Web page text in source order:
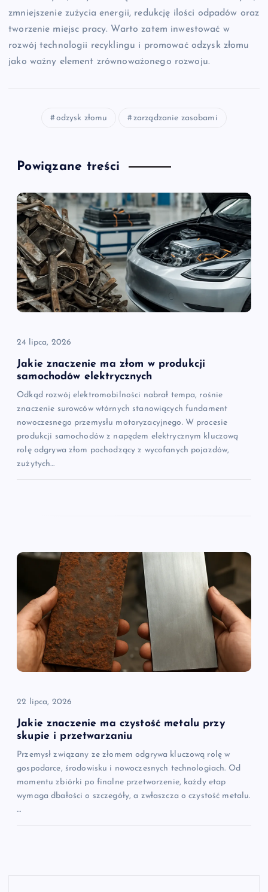
zmniejszenie zużycia energii, redukcję ilości odpadów oraz
tworzenie miejsc pracy. Warto zatem inwestować w
rozwój technologii recyklingu i promować odzysk złomu
jako ważny element zrównoważonego rozwoju.
odzysk złomu zarządzanie zasobami
Powiązane treści
24 lipca, 2026
Jakie znaczenie ma złom w produkcji
samochodów elektrycznych
Odkąd rozwój elektromobilności nabrał tempa, rośnie
znaczenie surowców wtórnych stanowiących fundament
nowoczesnego przemysłu motoryzacyjnego. W procesie
produkcji samochodów z napędem elektrycznym kluczową
rolę odgrywa złom pochodzący z wycofanych pojazdów,
zużytych…
22 lipca, 2026
Jakie znaczenie ma czystość metalu przy
skupie i przetwarzaniu
Przemysł związany ze złomem odgrywa kluczową rolę w
gospodarce, środowisku i nowoczesnych technologiach. Od
momentu zbiórki po finalne przetworzenie, każdy etap
wymaga dbałości o szczegóły, a zwłaszcza o czystość metalu.
…